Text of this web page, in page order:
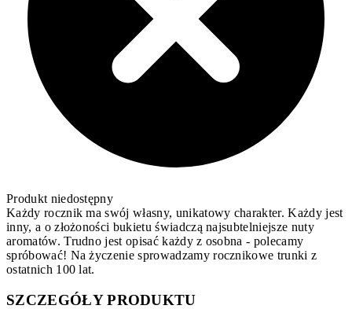
Produkt niedostępny
Każdy rocznik ma swój własny, unikatowy charakter. Każdy jest
inny, a o złożoności bukietu świadczą najsubtelniejsze nuty
aromatów. Trudno jest opisać każdy z osobna - polecamy
spróbować! Na życzenie sprowadzamy rocznikowe trunki z
ostatnich 100 lat.
SZCZEGÓŁY PRODUKTU